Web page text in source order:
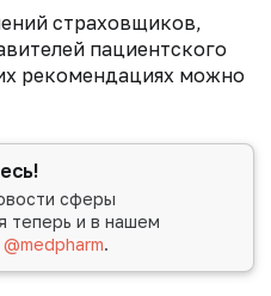
страховщиков,
пациентского
рекомендациях можно
сферы
теперь и в нашем
@medpharm.